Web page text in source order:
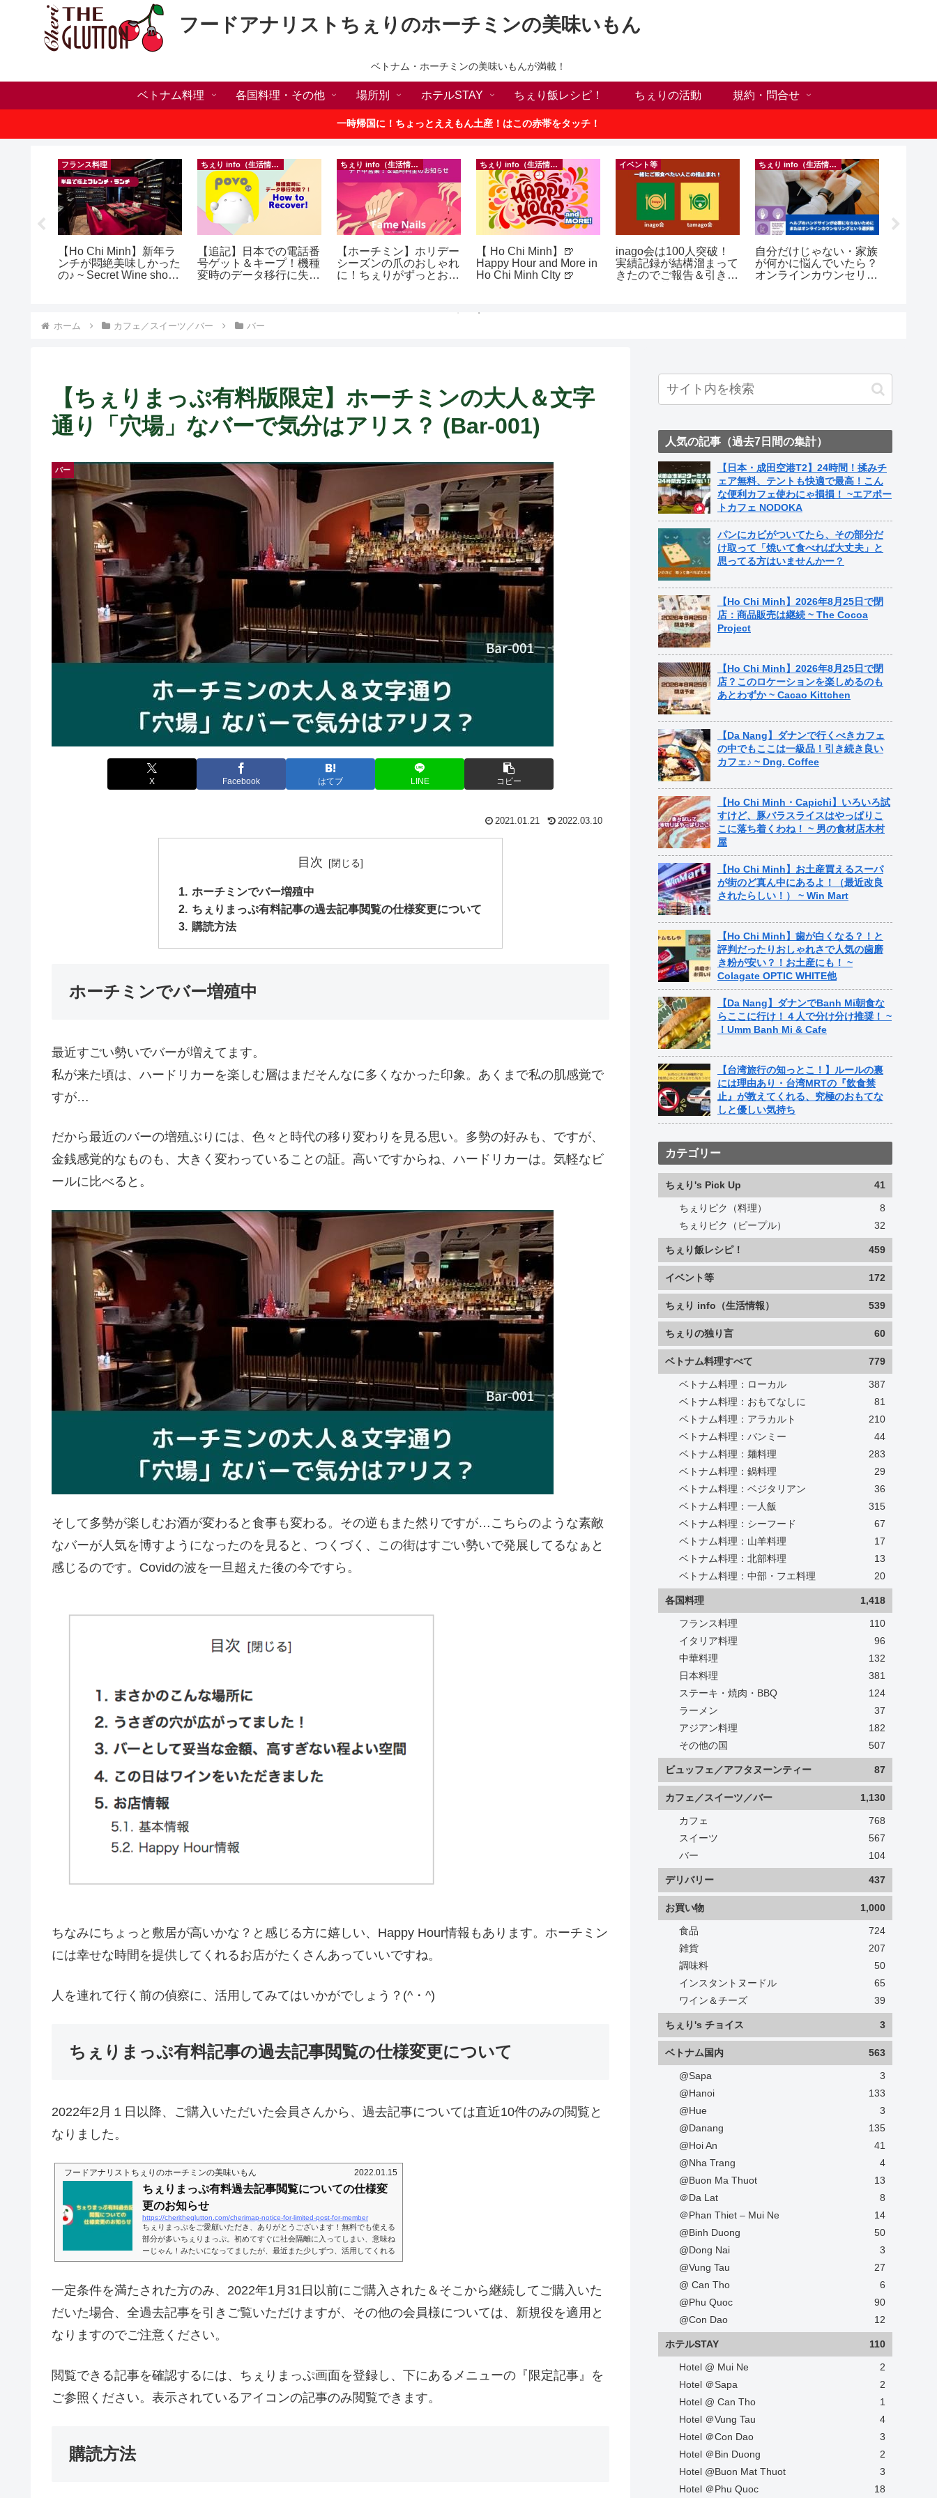
フードアナリストちぇりのホーチミンの美味いもん
ベトナム・ホーチミンの美味いもんが満載！
ベトナム料理 各国料理・その他 場所別 ホテルSTAY ちぇり飯レシピ！ ちぇりの活動 規約・問合せ
一時帰国に！ちょっとええもん土産！はこの赤帯をタッチ！
フランス料理
【Ho Chi Minh】新年ラ
ンチが悶絶美味しかった
の♪ ~ Secret Wine shop
ちぇり info（生活情報）
【追記】日本での電話番
号ゲット＆キープ！機種
変時のデータ移行に失敗
ちぇり info（生活情報）
【ホーチミン】ホリデー
シーズンの爪のおしゃれ
に！ちぇりがずっとお世
ちぇり info（生活情報）
【 Ho Chi Minh】🍺
Happy Hour and More in
Ho Chi Minh CIty 🍺
イベント等
inago会は100人突破！
実績記録が結構溜まって
きたのでご報告＆引き続
ちぇり info（生活情報）
自分だけじゃない・家族
が何かに悩んでいたら？
オンラインカウンセリン
ホーム カフェ／スイーツ／バー バー
【ちぇりまっぷ有料版限定】ホーチミンの大人＆文字
通り「穴場」なバーで気分はアリス？ (Bar-001)
バー
X Facebook はてブ LINE コピー
2021.01.21 2022.03.10
目次
ホーチミンでバー増殖中
ちぇりまっぷ有料記事の過去記事閲覧の仕様変更について
購読方法
ホーチミンでバー増殖中
最近すごい勢いでバーが増えてます。
私が来た頃は、ハードリカーを楽しむ層はまだそんなに多くなかった印象。あくまで私の肌感覚で
すが…
だから最近のバーの増殖ぶりには、色々と時代の移り変わりを見る思い。多勢の好みも、ですが、
金銭感覚的なものも、大きく変わっていることの証。高いですからね、ハードリカーは。気軽なビ
ールに比べると。
そして多勢が楽しむお酒が変わると食事も変わる。その逆もまた然りですが…こちらのような素敵
なバーが人気を博すようになったのを見ると、つくづく、この街はすごい勢いで発展してるなぁと
感じるのです。Covidの波を一旦超えた後の今ですら。
ちなみにちょっと敷居が高いかな？と感じる方に嬉しい、Happy Hour情報もあります。ホーチミン
には幸せな時間を提供してくれるお店がたくさんあっていいですね。
人を連れて行く前の偵察に、活用してみてはいかがでしょう？(^・^)
ちぇりまっぷ有料記事の過去記事閲覧の仕様変更について
2022年2月１日以降、ご購入いただいた会員さんから、過去記事については直近10件のみの閲覧と
なりました。
フードアナリストちぇりのホーチミンの美味いもん 2022.01.15
ちぇりまっぷ有料過去記事閲覧についての仕様変
更のお知らせ
https://cheritheglutton.com/cherimap-notice-for-limited-post-for-member
ちぇりまっぷをご愛顧いただき、ありがとうございます！無料でも使える
部分が多いちぇりまっぷ。初めてすぐに社会隔離に入ってしまい、意味ね
ーじゃん！みたいになってましたが、最近また少しずつ、活用してくれる
方増えてくれて嬉しい限り！今自分がいる現在地の周りにはどんなお店が
使っていただけます。そんなのGoogle の方が登録件数多いじゃん、と言
われたらそれまでですが（笑）、違いは、地図上に記されてるお店が全て
私が行ったことがあるお店のみ、という...
一定条件を満たされた方のみ、2022年1月31日以前にご購入された＆そこから継続してご購入いた
だいた場合、全過去記事を引きご覧いただけますが、その他の会員様については、新規役を適用と
なりますのでご注意ください。
閲覧できる記事を確認するには、ちぇりまっぷ画面を登録し、下にあるメニューの『限定記事』を
ご参照ください。表示されているアイコンの記事のみ閲覧できます。
購読方法
人気の記事（過去7日間の集計）
【日本・成田空港T2】24時間！揉みチ
ェア無料、テントも快適で最高！こん
な便利カフェ使わにゃ損損！ ~エアポー
トカフェ NODOKA
パンにカビがついてたら、その部分だ
け取って「焼いて食べれば大丈夫」と
思ってる方はいませんかー？
【Ho Chi Minh】2026年8月25日で閉
店：商品販売は継続 ~ The Cocoa
Project
【Ho Chi Minh】2026年8月25日で閉
店？このロケーションを楽しめるのも
あとわずか ~ Cacao Kittchen
【Da Nang】ダナンで行くべきカフェ
の中でもここは一級品！引き続き良い
カフェ♪ ~ Dng. Coffee
【Ho Chi Minh・Capichi】いろいろ試
すけど、豚バラスライスはやっぱりこ
こに落ち着くわね！ ~ 男の食材店木村
屋
【Ho Chi Minh】お土産買えるスーパ
が街のど真ん中にあるよ！（最近改良
されたらしい！） ~ Win Mart
【Ho Chi Minh】歯が白くなる？！と
評判だったりおしゃれさで人気の歯磨
き粉が安い？！お土産にも！ ~
Colagate OPTIC WHITE他
【Da Nang】ダナンでBanh Mi朝食な
らここに行け！４人で分け分け推奨！ ~
！Umm Banh Mi & Cafe
【台湾旅行の知っとこ！】ルールの裏
には理由あり・台湾MRTの『飲食禁
止』が教えてくれる、究極のおもてな
しと優しい気持ち
カテゴリー
ちぇり's Pick Up 41
ちぇりピク（料理）
8
ちぇりピク（ピープル）
32
ちぇり飯レシピ！ 459
イベント等 172
ちぇり info（生活情報） 539
ちぇりの独り言 60
ベトナム料理すべて 779
ベトナム料理：ローカル
387
ベトナム料理：おもてなしに
81
ベトナム料理：アラカルト
210
ベトナム料理：バンミー
44
ベトナム料理：麺料理
283
ベトナム料理：鍋料理
29
ベトナム料理：ベジタリアン
36
ベトナム料理：一人飯
315
ベトナム料理：シーフード
67
ベトナム料理：山羊料理
17
ベトナム料理：北部料理
13
ベトナム料理：中部・フエ料理
20
各国料理 1,418
フランス料理
110
イタリア料理
96
中華料理
132
日本料理
381
ステーキ・焼肉・BBQ
124
ラーメン
37
アジアン料理
182
その他の国
507
ビュッフェ／アフタヌーンティー 87
カフェ／スイーツ／バー 1,130
カフェ
768
スイーツ
567
バー
104
デリバリー 437
お買い物 1,000
食品
724
雑貨
207
調味料
50
インスタントヌードル
65
ワイン＆チーズ
39
ちぇり's チョイス 3
ベトナム国内 563
@Sapa
3
@Hanoi
133
@Hue
3
@Danang
135
@Hoi An
41
@Nha Trang
4
@Buon Ma Thuot
13
＠Da Lat
8
＠Phan Thiet – Mui Ne
14
@Binh Duong
50
@Dong Nai
3
@Vung Tau
27
@ Can Tho
6
@Phu Quoc
90
@Con Dao
12
ホテルSTAY 110
Hotel @ Mui Ne
2
Hotel ＠Sapa
2
Hotel @ Can Tho
1
Hotel ＠Vung Tau
4
Hotel ＠Con Dao
3
Hotel ＠Bin Duong
2
Hotel @Buon Mat Thuot
3
Hotel ＠Phu Quoc
18